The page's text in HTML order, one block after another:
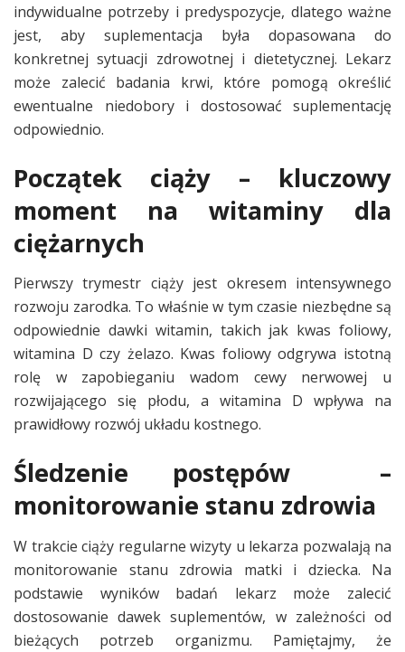
indywidualne potrzeby i predyspozycje, dlatego ważne
jest, aby suplementacja była dopasowana do
konkretnej sytuacji zdrowotnej i dietetycznej. Lekarz
może zalecić badania krwi, które pomogą określić
ewentualne niedobory i dostosować suplementację
odpowiednio.
Początek ciąży – kluczowy
moment na witaminy dla
ciężarnych
Pierwszy trymestr ciąży jest okresem intensywnego
rozwoju zarodka. To właśnie w tym czasie niezbędne są
odpowiednie dawki witamin, takich jak kwas foliowy,
witamina D czy żelazo. Kwas foliowy odgrywa istotną
rolę w zapobieganiu wadom cewy nerwowej u
rozwijającego się płodu, a witamina D wpływa na
prawidłowy rozwój układu kostnego.
Śledzenie postępów –
monitorowanie stanu zdrowia
W trakcie ciąży regularne wizyty u lekarza pozwalają na
monitorowanie stanu zdrowia matki i dziecka. Na
podstawie wyników badań lekarz może zalecić
dostosowanie dawek suplementów, w zależności od
bieżących potrzeb organizmu. Pamiętajmy, że